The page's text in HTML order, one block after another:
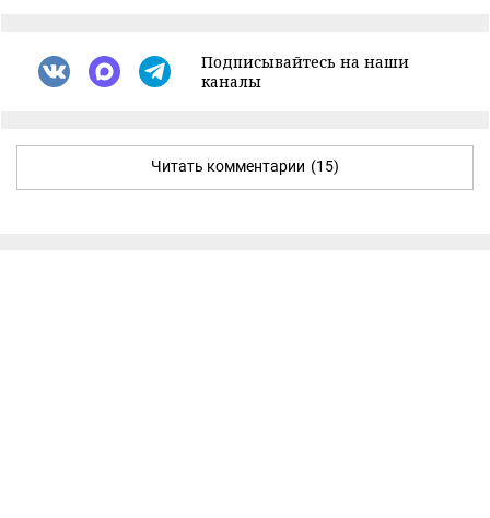
Подписывайтесь на наши
каналы
Читать комментарии (15)